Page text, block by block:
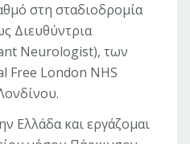
στη σταδιοδρομία
Διευθύντρια
Neurologist), των
Free London NHS
Ελλάδα και εργάζομαι